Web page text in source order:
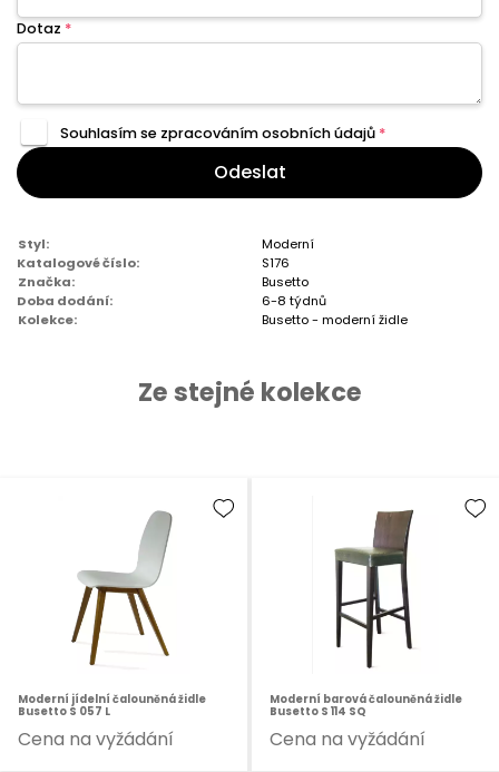
Dotaz *
Souhlasím se zpracovánímosobních údajů *
Odeslat
Styl:
Moderní
Katalogové číslo:
S176
Značka:
Busetto
Doba dodání:
6-8 týdnů
Kolekce:
Busetto - moderní židle
Ze stejné kolekce
Moderní jídelní čalouněná židle
Busetto S 057 L
Cena na vyžádání
Moderní barová čalouněná židle
Busetto S 114 SQ
Cena na vyžádání